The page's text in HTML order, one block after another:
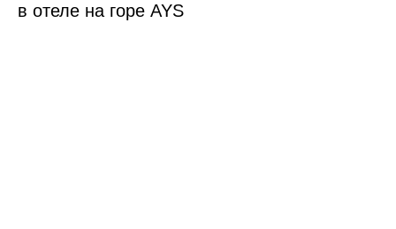
в отеле на горе AYS